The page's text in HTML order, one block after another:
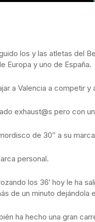
los y las atletas del
Europa y uno de España.
a Valencia a competir y
exhaust@s pero con
de 30″ a su
personal.
los 36′ hoy le ha
de un minuto dejándola
ha hecho una gran